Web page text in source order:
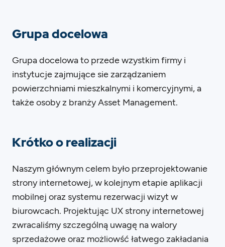
Grupa docelowa
Grupa docelowa to przede wzystkim firmy i
instytucje zajmujące sie zarządzaniem
powierzchniami mieszkalnymi i komercyjnymi, a
także osoby z branży Asset Management.
Krótko o realizacji
Naszym głównym celem było przeprojektowanie
strony internetowej, w kolejnym etapie aplikacji
mobilnej oraz systemu rezerwacji wizyt w
biurowcach. Projektując UX strony internetowej
zwracaliśmy szczególną uwagę na walory
sprzedażowe oraz możliowść łatwego zakładania